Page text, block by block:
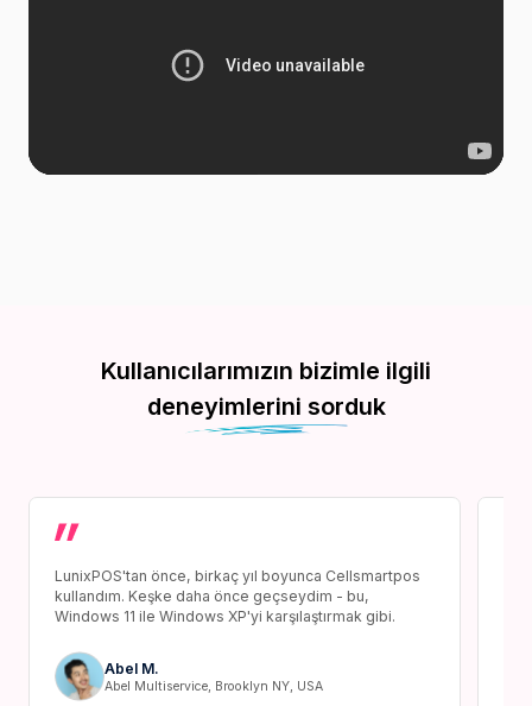
Kullanıcılarımızın bizimle ilgili
deneyimlerini sorduk
LunixPOS'tan önce, birkaç yıl boyunca Cellsmartpos
kullandım. Keşke daha önce geçseydim - bu,
Windows 11 ile Windows XP'yi karşılaştırmak gibi.
Abel M.
Abel Multiservice, Brooklyn NY, USA